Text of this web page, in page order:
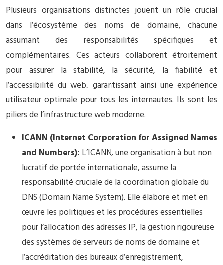
Plusieurs organisations distinctes jouent un rôle crucial
dans l’écosystème des noms de domaine, chacune
assumant des responsabilités spécifiques et
complémentaires. Ces acteurs collaborent étroitement
pour assurer la stabilité, la sécurité, la fiabilité et
l’accessibilité du web, garantissant ainsi une expérience
utilisateur optimale pour tous les internautes. Ils sont les
piliers de l’infrastructure web moderne.
ICANN (Internet Corporation for Assigned Names
and Numbers): L’ICANN, une organisation à but non
lucratif de portée internationale, assume la
responsabilité cruciale de la coordination globale du
DNS (Domain Name System). Elle élabore et met en
œuvre les politiques et les procédures essentielles
pour l’allocation des adresses IP, la gestion rigoureuse
des systèmes de serveurs de noms de domaine et
l’accréditation des bureaux d’enregistrement,